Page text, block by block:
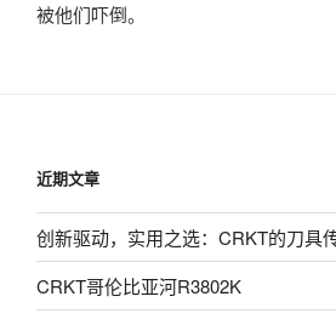
被他们吓倒。
近期文章
创新驱动，实用之选：CRKT的刀具
CRKT哥伦比亚河R3802K